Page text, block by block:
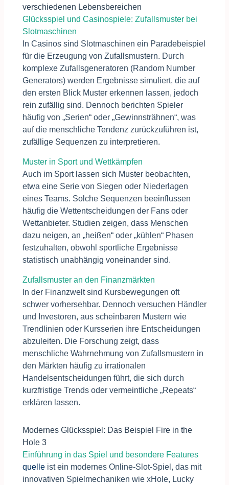
verschiedenen Lebensbereichen
Glücksspiel und Casinospiele: Zufallsmuster bei
Slotmaschinen
In Casinos sind Slotmaschinen ein Paradebeispiel
für die Erzeugung von Zufallsmustern. Durch
komplexe Zufallsgeneratoren (Random Number
Generators) werden Ergebnisse simuliert, die auf
den ersten Blick Muster erkennen lassen, jedoch
rein zufällig sind. Dennoch berichten Spieler
häufig von „Serien“ oder „Gewinnsträhnen“, was
auf die menschliche Tendenz zurückzuführen ist,
zufällige Sequenzen zu interpretieren.
Muster in Sport und Wettkämpfen
Auch im Sport lassen sich Muster beobachten,
etwa eine Serie von Siegen oder Niederlagen
eines Teams. Solche Sequenzen beeinflussen
häufig die Wettentscheidungen der Fans oder
Wettanbieter. Studien zeigen, dass Menschen
dazu neigen, an „heißen“ oder „kühlen“ Phasen
festzuhalten, obwohl sportliche Ergebnisse
statistisch unabhängig voneinander sind.
Zufallsmuster an den Finanzmärkten
In der Finanzwelt sind Kursbewegungen oft
schwer vorhersehbar. Dennoch versuchen Händler
und Investoren, aus scheinbaren Mustern wie
Trendlinien oder Kursserien ihre Entscheidungen
abzuleiten. Die Forschung zeigt, dass
menschliche Wahrnehmung von Zufallsmustern in
den Märkten häufig zu irrationalen
Handelsentscheidungen führt, die sich durch
kurzfristige Trends oder vermeintliche „Repeats“
erklären lassen.
Modernes Glücksspiel: Das Beispiel Fire in the
Hole 3
Einführung in das Spiel und besondere Features
quelleist ein modernes Online-Slot-Spiel, das mit
innovativen Spielmechaniken wie xHole, Lucky